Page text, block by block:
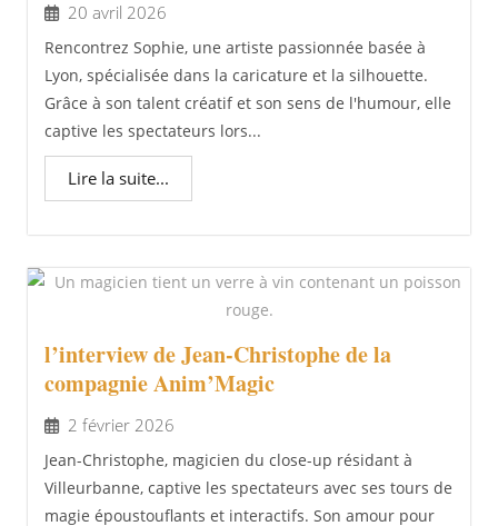
20 avril 2026
Rencontrez Sophie, une artiste passionnée basée à
Lyon, spécialisée dans la caricature et la silhouette.
Grâce à son talent créatif et son sens de l'humour, elle
captive les spectateurs lors...
Lire la suite...
l’interview de Jean-Christophe de la
compagnie Anim’Magic
2 février 2026
Jean-Christophe, magicien du close-up résidant à
Villeurbanne, captive les spectateurs avec ses tours de
magie époustouflants et interactifs. Son amour pour